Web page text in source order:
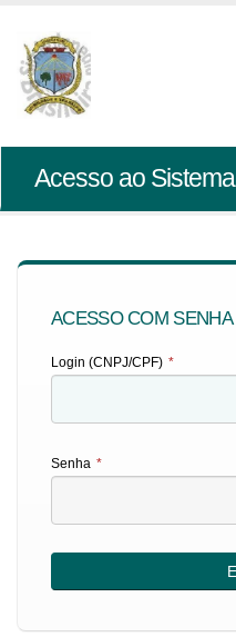
Acesso ao Sistema
ACESSO COM SENHA
Login (CNPJ/CPF) *
Senha *